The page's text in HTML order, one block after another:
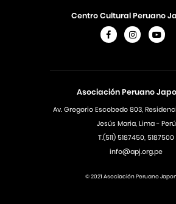
Asociación Peruano
Av. Gregorio Escobedo 803,
Jesús Maria, Lima - Perú
T.(511) 5187450, 5187500
info@apj.org.pe
Centro Cultural Peruano
© 2021 Asociación Peruano